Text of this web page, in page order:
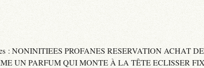
: NONINITIEES PROFANES RESERVATION ACHAT
UN PARFUM QUI MONTE À LA TÊTE ECLISSER